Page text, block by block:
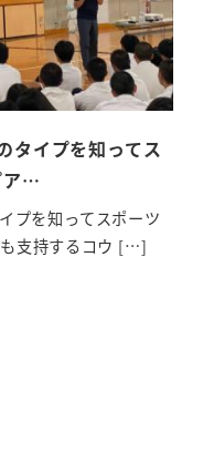
タイプを知ってス
ア…
プを知ってスポーツ
支持するコウ […]